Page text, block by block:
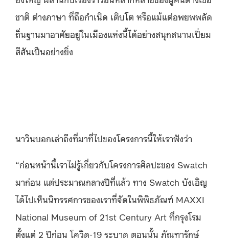
ชาติ ต่างภาษา ที่ถือกำเนิด เติบโต หรือแม้แต่อพยพพลัด
ถิ่นฐานมาอาศัยอยู่ในเมืองแห่งนี้ได้อย่างสนุกสนานเปี่ยม
สีสันเป็นอย่างยิ่ง
นาวินบอกเล่าถึงที่มาที่ไปของโครงการนี้ให้เราฟังว่า
“ก่อนหน้านี้เราไม่รู้เกี่ยวกับโครงการศิลปะของ Swatch
มาก่อน แต่ประมาณกลางปีที่แล้ว ทาง Swatch บังเอิญ
ได้ไปเห็นนิทรรศการของเราที่จัดในพิพิธภัณฑ์ MAXXI
National Museum of 21st Century Art ที่กรุงโรม
ตั้งแต่ 2 ปีก่อนโควิด-19 ระบาด ตอนนั้น ภัณฑารักษ์